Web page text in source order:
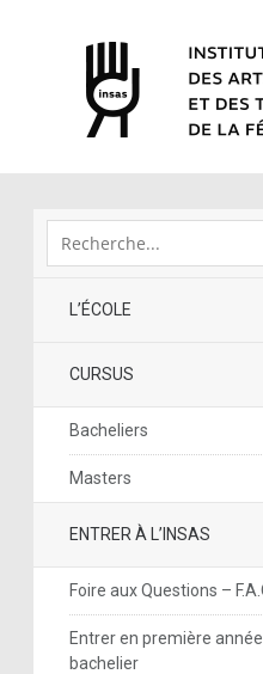
L’ÉCOLE
CURSUS
Bacheliers
Masters
ENTRER À L’INSAS
Foire aux Questions –
Entrer en première
bachelier